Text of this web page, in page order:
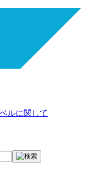
ルに関して